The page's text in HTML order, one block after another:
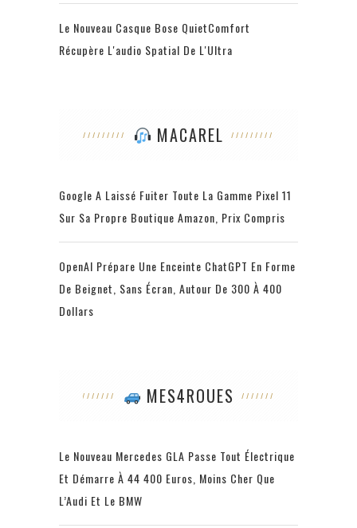
Le Nouveau Casque Bose QuietComfort
Récupère L'audio Spatial De L'Ultra
MACAREL
Google A Laissé Fuiter Toute La Gamme Pixel 11
Sur Sa Propre Boutique Amazon, Prix Compris
OpenAI Prépare Une Enceinte ChatGPT En Forme
De Beignet, Sans Écran, Autour De 300 À 400
Dollars
MES4ROUES
Le Nouveau Mercedes GLA Passe Tout Électrique
Et Démarre À 44 400 Euros, Moins Cher Que
L’Audi Et Le BMW